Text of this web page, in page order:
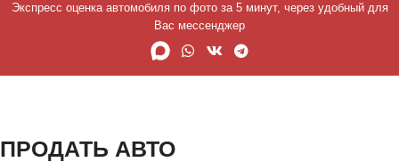
Экспресс оценка автомобиля по фото за 5 минут, через удобный для
Вас мессенджер
ПРОДАТЬ АВТО